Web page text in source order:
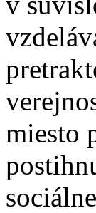
miesto